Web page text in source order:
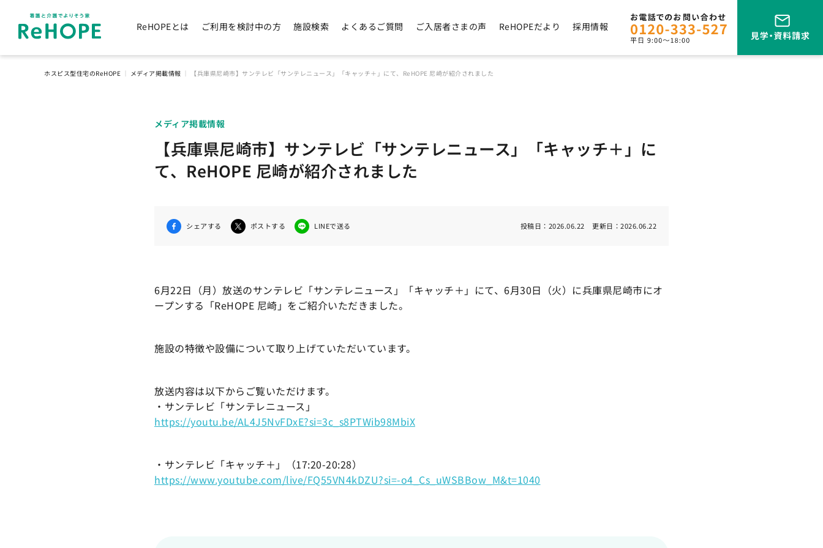
ReHOPEとは ご利用を検討中の方 施設検索 よくあるご質問 ご入居者さまの声 ReHOPEだより 採用情報
ホスピス型住宅のReHOPE メディア掲載情報 【兵庫県尼崎市】サンテレビ「サンテレニュース」「キャッチ＋」にて、ReHOPE 尼崎が紹介されました
メディア掲載情報
【兵庫県尼崎市】サンテレビ「サンテレニュース」「キャッチ＋」に
て、ReHOPE 尼崎が紹介されました
シェアする ポストする LINEで送る 投稿日： 2026.06.22 更新日： 2026.06.22
6月22日（月）放送のサンテレビ「サンテレニュース」「キャッチ＋」にて、6月30日（火）に兵庫県尼崎市にオ
ープンする「ReHOPE 尼崎」をご紹介いただきました。
施設の特徴や設備について取り上げていただいています。
放送内容は以下からご覧いただけます。
・サンテレビ「サンテレニュース」
https://youtu.be/AL4J5NvFDxE?si=3c_s8PTWib98MbiX
・サンテレビ「キャッチ＋」（17:20-20:28）
https://www.youtube.com/live/FQ55VN4kDZU?si=-o4_Cs_uWSBBow_M&t=1040